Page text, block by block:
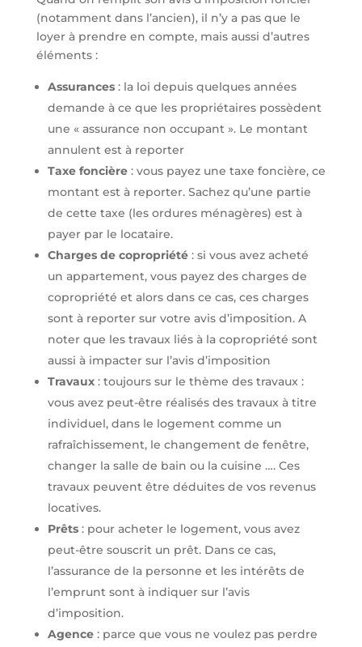
(notamment dans l’ancien), il n’y a pas que le
loyer à prendre en compte, mais aussi d’autres
éléments :
Assurances: la loi depuis quelques années
demande à ce que les propriétaires possèdent
une « assurance non occupant ». Le montant
annulent est à reporter
Taxe foncière: vous payez une taxe foncière, ce
montant est à reporter. Sachez qu’une partie
de cette taxe (les ordures ménagères) est à
payer par le locataire.
Charges de copropriété: si vous avez acheté
un appartement, vous payez des charges de
copropriété et alors dans ce cas, ces charges
sont à reporter sur votre avis d’imposition. A
noter que les travaux liés à la copropriété sont
aussi à impacter sur l’avis d’imposition
Travaux: toujours sur le thème des travaux :
vous avez peut-être réalisés des travaux à titre
individuel, dans le logement comme un
rafraîchissement, le changement de fenêtre,
changer la salle de bain ou la cuisine …. Ces
travaux peuvent être déduites de vos revenus
locatives.
Prêts: pour acheter le logement, vous avez
peut-être souscrit un prêt. Dans ce cas,
l’assurance de la personne et les intérêts de
l’emprunt sont à indiquer sur l’avis
d’imposition.
Agence: parce que vous ne voulez pas perdre